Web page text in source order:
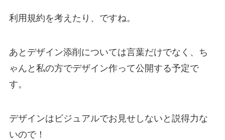
利用規約を考えたり、ですね。
あとデザイン添削については言葉だけでなく、ち
ゃんと私の方でデザイン作って公開する予定で
す。
デザインはビジュアルでお見せしないと説得力な
いので！